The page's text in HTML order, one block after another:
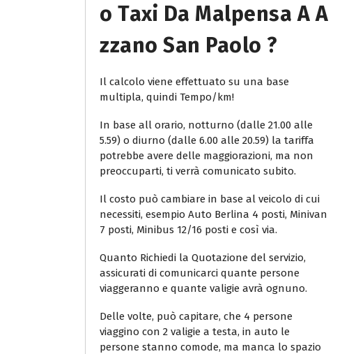
O Taxi Da Malpensa A A
Zzano San Paolo ?
Il calcolo viene effettuato su una base
multipla, quindi Tempo/km!
In base all orario, notturno (dalle 21.00 alle
5.59) o diurno (dalle 6.00 alle 20.59) la tariffa
potrebbe avere delle maggiorazioni, ma non
preoccuparti, ti verrà comunicato subito.
Il costo può cambiare in base al veicolo di cui
necessiti, esempio Auto Berlina 4 posti, Minivan
7 posti, Minibus 12/16 posti e così via.
Quanto Richiedi la Quotazione del servizio,
assicurati di comunicarci quante persone
viaggeranno e quante valigie avrà ognuno.
Delle volte, può capitare, che 4 persone
viaggino con 2 valigie a testa, in auto le
persone stanno comode, ma manca lo spazio